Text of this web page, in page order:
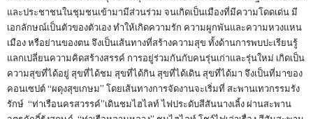
และประชาชนในชุมชนเข้ามามีส่วนร่วม จนเกิดเป็นเมืองที่มีความโดดเด่น มี
เอกลักษณ์เป็นตัวของตัวเอง ทำให้เกิดความรัก ความผูกพันและความหวงแหน
เมือง หรือย่านของตน จึงเป็นเส้นทางที่สร้างความสุข ทั้งด้านการพบปะเรียนรู้
แลกเปลี่ยนความคิดสร้างสรรค์ การอยู่ร่วมกันกับคนรุ่นเก่าและรุ่นใหม่ เกิดเป็น
ความสุขที่ได้อยู่ สุขที่ได้ชม สุขที่ได้กิน สุขที่ได้เดิน สุขที่ได้มา จึงเป็นที่มาของ
คอนเซปต์ “ผดุงสุขเกษม” โดยเส้นทางการจัดงานจะเริ่มที่ สะพานเทวกรรมรัง
รักษ์ “ท่าเรือนครสวรรค์”เดินชมไฮไลท์ ไฟประดับสีสันนางเลิ้ง ผ่านสะพาน